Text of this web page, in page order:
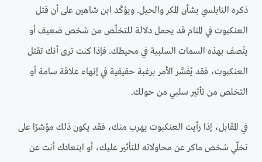
ذكره النابلسي بشأن المكر والحيل. ويؤكّد ابن شاهين على أن قتل
العنكبوت في المنام قد يحمل دلالة للتخلّص من شخص ضعيف أو
يتّصف بهذه السمات السلبية في محيطك. فإذا كنت ترى أنك تقتل
العنكبوت، فقد يُفَسَّر الأمر برغبة حقيقية في إنهاء علاقة سامة أو
التخلص من تأثير سلبي من حولك.
في المقابل، إذا رأيت العنكبوت يهرب منك، فقد يكون ذلك مؤشرًا على
تخلّي شخص ماكر عن محاولاته للتأثير عليك، أو ابتعادك أنت عن